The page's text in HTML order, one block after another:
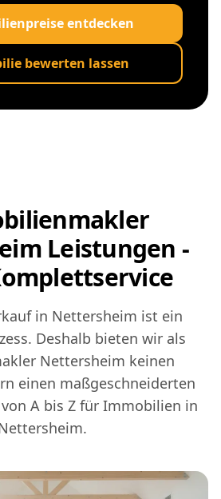
entdecken
bewerten lassen
Leistungen -
in Nettersheim ist ein
Deshalb bieten wir als
Nettersheim keinen
einen maßgeschneiderten
A bis Z für Immobilien in